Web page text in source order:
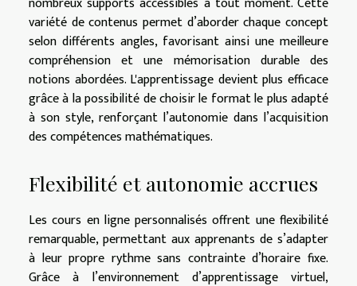
variété de contenus permet d’aborder chaque concept
selon différents angles, favorisant ainsi une meilleure
compréhension et une mémorisation durable des
notions abordées. L'apprentissage devient plus efficace
grâce à la possibilité de choisir le format le plus adapté
à son style, renforçant l’autonomie dans l’acquisition
des compétences mathématiques.
Flexibilité et autonomie accrues
Les cours en ligne personnalisés offrent une flexibilité
remarquable, permettant aux apprenants de s’adapter
à leur propre rythme sans contrainte d’horaire fixe.
Grâce à l’environnement d’apprentissage virtuel,